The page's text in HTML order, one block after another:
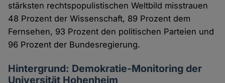
stärksten rechtspopulistischen Weltbild misstrauen
48 Prozent der Wissenschaft, 89 Prozent dem
Fernsehen, 93 Prozent den politischen Parteien und
96 Prozent der Bundesregierung.
Hintergrund: Demokratie-Monitoring der
Universität Hohenheim